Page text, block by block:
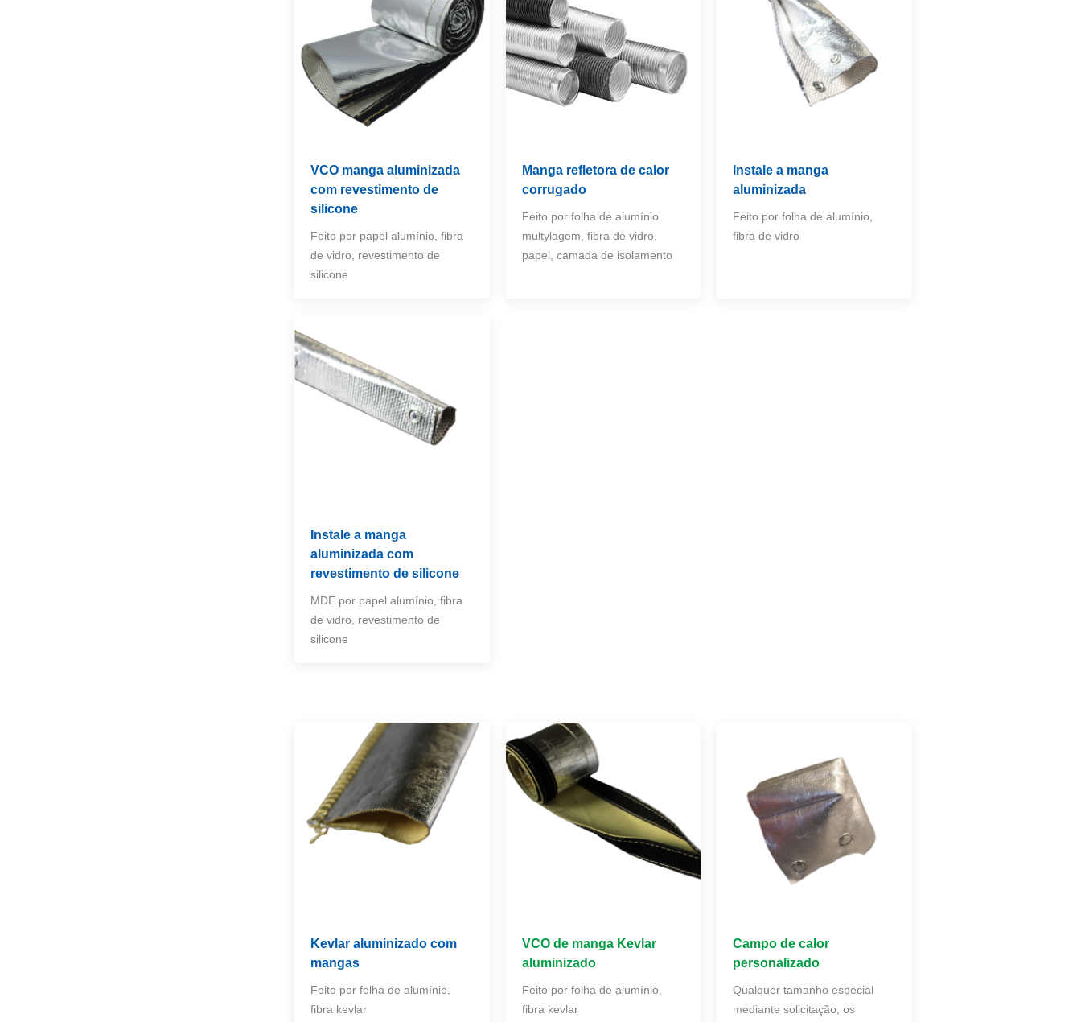
VCO manga aluminizada
com revestimento de
silicone
Feito por papel alumínio, fibra
de vidro, revestimento de
silicone
Manga refletora de calor
corrugado
Feito por folha de alumínio
multylagem, fibra de vidro,
papel, camada de isolamento
Instale a manga
aluminizada
Feito por folha de alumínio,
fibra de vidro
Instale a manga
aluminizada com
revestimento de silicone
MDE por papel alumínio, fibra
de vidro, revestimento de
silicone
Kevlar aluminizado com
mangas
Feito por folha de alumínio,
fibra kevlar
VCO de manga Kevlar
aluminizado
Feito por folha de alumínio,
fibra kevlar
Campo de calor
personalizado
Qualquer tamanho especial
mediante solicitação, os